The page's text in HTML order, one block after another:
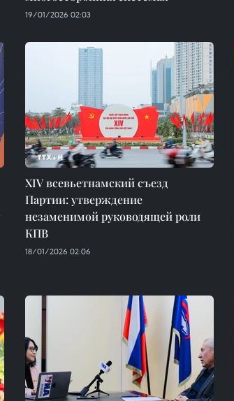
19/01/2026 02:03
XIV всевьетнамский съезд
Партии: утверждение
незаменимой руководящей роли
КПВ
18/01/2026 02:06